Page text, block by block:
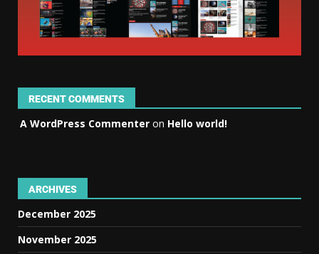
RECENT COMMENTS
A WordPress Commenter on Hello world!
ARCHIVES
December 2025
November 2025